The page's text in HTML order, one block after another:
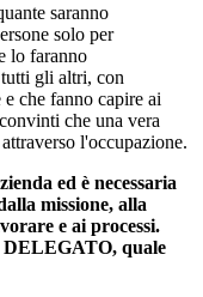
saranno
solo per
lo faranno
gli altri, con
che fanno capire ai
che una vera
l'occupazione.
ed è necessaria
missione, alla
e ai processi.
quale